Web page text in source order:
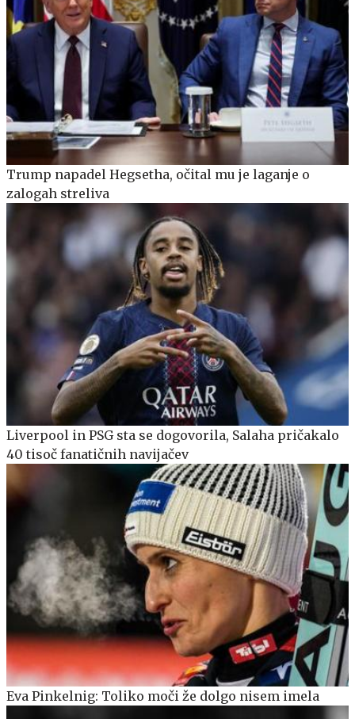
Trump napadel Hegsetha, očital mu je laganje o
zalogah streliva
Liverpool in PSG sta se dogovorila, Salaha pričakalo
40 tisoč fanatičnih navijačev
Eva Pinkelnig: Toliko moči že dolgo nisem imela